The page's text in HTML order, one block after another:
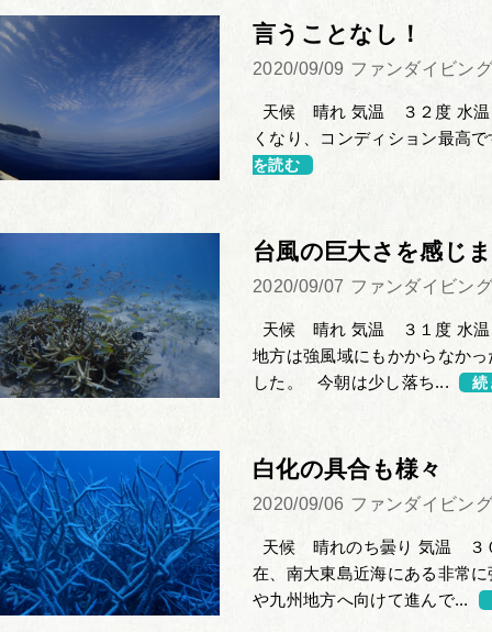
言うことなし！
2020/09/09 ファンダイビン
天候 晴れ 気温 ３２度 水
くなり、コンディション最高
を読む
台風の巨大さを感じ
2020/09/07 ファンダイビン
天候 晴れ 気温 ３１度 水
地方は強風域にもかからなか
した。 今朝は少し落ち...
続
白化の具合も様々
2020/09/06 ファンダイビン
天候 晴れのち曇り 気温
在、南大東島近海にある非常
や九州地方へ向けて進んで...